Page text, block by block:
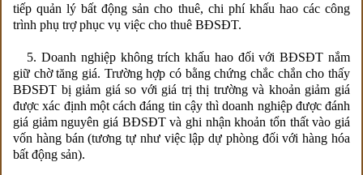
tiếp quản lý bất động sản cho thuê, chi phí khấu hao các công
trình phụ trợ phục vụ việc cho thuê BĐSĐT.
5. Doanh nghiệp không trích khấu hao đối với BĐSĐT nắm
giữ chờ tăng giá. Trường hợp có bằng chứng chắc chắn cho thấy
BĐSĐT bị giảm giá so với giá trị thị trường và khoản giảm giá
được xác định một cách đáng tin cậy thì doanh nghiệp được đánh
giá giảm nguyên giá BĐSĐT và ghi nhận khoản tổn thất vào giá
vốn hàng bán (tương tự như việc lập dự phòng đối với hàng hóa
bất động sản).